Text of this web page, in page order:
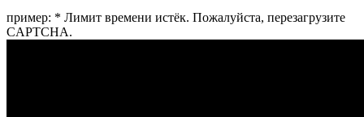
пример: * Лимит времени истёк. Пожалуйста, перезагрузите
CAPTCHA.